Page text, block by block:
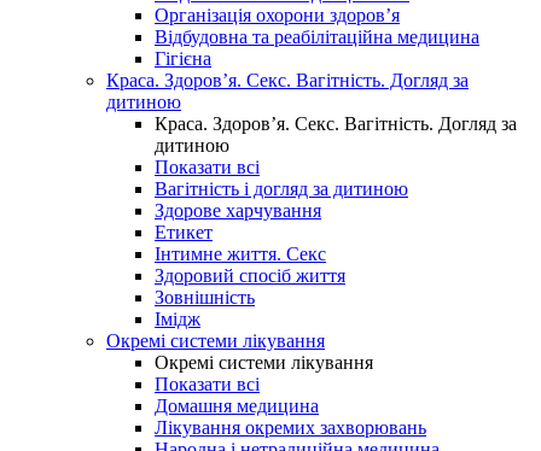
Організація охорони здоров’я
Відбудовна та реабілітаційна медицина
Гігієна
Краса. Здоров’я. Секс. Вагітність. Догляд за
дитиною
Краса. Здоров’я. Секс. Вагітність. Догляд за
дитиною
Показати всі
Вагітність і догляд за дитиною
Здорове харчування
Етикет
Інтимне життя. Секс
Здоровий спосіб життя
Зовнішність
Імідж
Окремі системи лікування
Окремі системи лікування
Показати всі
Домашня медицина
Лікування окремих захворювань